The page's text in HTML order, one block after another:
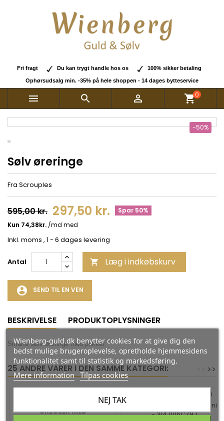
Fri fragt Du kan trygt handle hos os 100% sikker betaling
Ophørsudsalg min. -35% på hele shoppen - 14 dages bytteservice
   shopping_cart0
-50%
Sølv øreringe
Fra Scrouples
595,00 kr. 297,50 kr. Spar 50%
Inkl. moms , 1 - 6 dages levering
Antal  Læg i indkøbskurv
account_circle SEND TIL EN VEN
BESKRIVELSE PRODUKTOPLYSNINGER
Smarte sølv øreringe med prikker
25 ANDRE VARER I DEN SAMME KATEGORI: >>
CREOLER MED
Wienberg-guld.dk benytter cookies for at give dig den
bedst mulige brugeroplevelse, opretholde hjemmesidens
funktionalitet samt til statistik og markedsføring.
Mere information Tilpas cookies
NEJ TAK